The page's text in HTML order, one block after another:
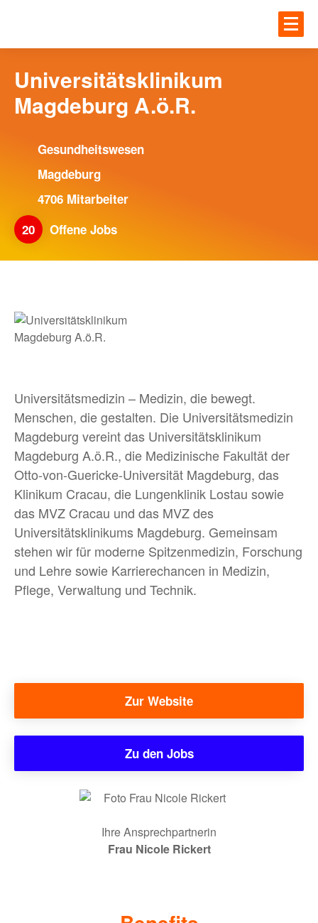
JOBS
Gesundheit
Handwerk
Ingenieur und Technik
UNTERNEHMEN
MEHR
Bewerber:innen-Card
Media
Über uns
FAQ
Universitätsklinikum
Magdeburg A.ö.R.
Gesundheitswesen
Magdeburg
4706 Mitarbeiter
20
Offene Jobs
Universitätsmedizin – Medizin, die bewegt.
Menschen, die gestalten. Die Universitätsmedizin
Magdeburg vereint das Universitätsklinikum
Magdeburg A.ö.R., die Medizinische Fakultät der
Otto-von-Guericke-Universität Magdeburg, das
Klinikum Cracau, die Lungenklinik Lostau sowie
das MVZ Cracau und das MVZ des
Universitätsklinikums Magdeburg. Gemeinsam
stehen wir für moderne Spitzenmedizin, Forschung
und Lehre sowie Karrierechancen in Medizin,
Pflege, Verwaltung und Technik.
Zur Website
Zu den Jobs
Ihre Ansprechpartnerin
Frau Nicole Rickert